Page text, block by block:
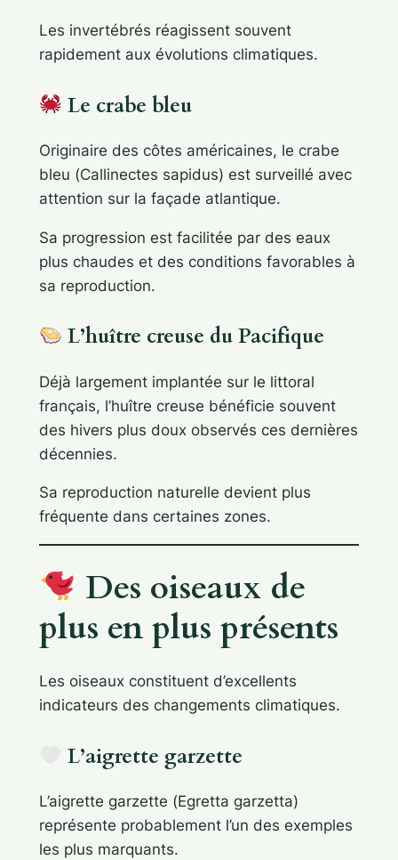
Les invertébrés réagissent souvent
rapidement aux évolutions climatiques.
Le crabe bleu
Originaire des côtes américaines, le crabe
bleu (Callinectes sapidus) est surveillé avec
attention sur la façade atlantique.
Sa progression est facilitée par des eaux
plus chaudes et des conditions favorables à
sa reproduction.
L’huître creuse du Pacifique
Déjà largement implantée sur le littoral
français, l’huître creuse bénéficie souvent
des hivers plus doux observés ces dernières
décennies.
Sa reproduction naturelle devient plus
fréquente dans certaines zones.
Des oiseaux de
plus en plus présents
Les oiseaux constituent d’excellents
indicateurs des changements climatiques.
L’aigrette garzette
L’aigrette garzette (Egretta garzetta)
représente probablement l’un des exemples
les plus marquants.